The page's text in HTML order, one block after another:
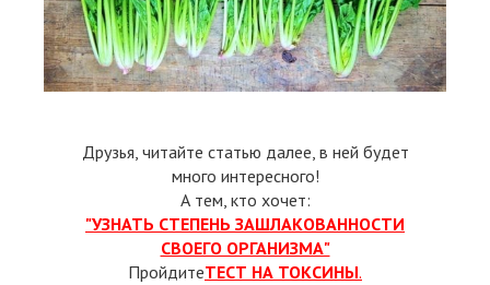
Друзья, читайте статью далее, в ней будет
много интересного!
А тем, кто хочет:
"УЗНАТЬ СТЕПЕНЬ ЗАШЛАКОВАННОСТИ
СВОЕГО ОРГАНИЗМА"
ПройдитеТЕСТ НА ТОКСИНЫ.